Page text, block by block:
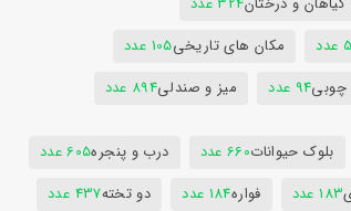
مکان های تاریخی105 عدد
چوبی94 عدد میز و صندلی894 عدد
بلوک حیوانات660 عدد درب و پنجره605 عدد
183 عدد فواره184 عدد دو تخته437 عدد